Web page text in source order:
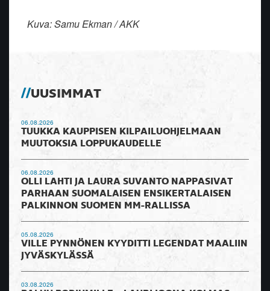
Kuva: Samu Ekman / AKK
UUSIMMAT
06.08.2026
TUUKKA KAUPPISEN KILPAILUOHJELMAAN
MUUTOKSIA LOPPUKAUDELLE
06.08.2026
OLLI LAHTI JA LAURA SUVANTO NAPPASIVAT
PARHAAN SUOMALAISEN ENSIKERTALAISEN
PALKINNON SUOMEN MM-RALLISSA
05.08.2026
VILLE PYNNÖNEN KYYDITTI LEGENDAT MAALIIN
JYVÄSKYLÄSSÄ
03.08.2026